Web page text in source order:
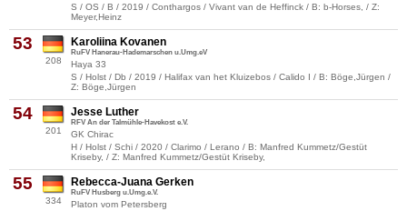
S / OS / B / 2019 / Conthargos / Vivant van de Heffinck / B: b-Horses, / Z:
Meyer,Heinz
53
208
Karoliina Kovanen
RuFV Hanerau-Hademarschen u.Umg.eV
Haya 33
S / Holst / Db / 2019 / Halifax van het Kluizebos / Calido I / B: Böge,Jürgen /
Z: Böge,Jürgen
54
201
Jesse Luther
RFV An der Talmühle-Havekost e.V.
GK Chirac
H / Holst / Schi / 2020 / Clarimo / Lerano / B: Manfred Kummetz/Gestüt
Kriseby, / Z: Manfred Kummetz/Gestüt Kriseby,
55
334
Rebecca-Juana Gerken
RuFV Husberg u.Umg.e.V.
Platon vom Petersberg